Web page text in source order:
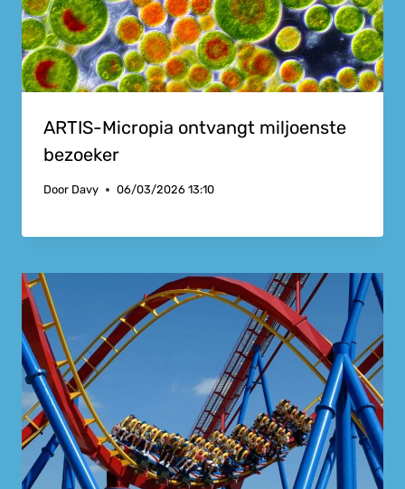
ARTIS-Micropia ontvangt miljoenste
bezoeker
Door Davy 06/03/2026 13:10